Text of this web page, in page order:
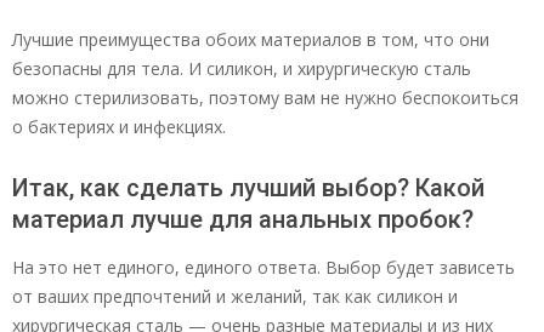
Лучшие преимущества обоих материалов в том, что они
безопасны для тела. И силикон, и хирургическую сталь
можно стерилизовать, поэтому вам не нужно беспокоиться
о бактериях и инфекциях.
Итак, как сделать лучший выбор? Какой
материал лучше для анальных пробок?
На это нет единого, единого ответа. Выбор будет зависеть
от ваших предпочтений и желаний, так как силикон и
хирургическая сталь — очень разные материалы и из них